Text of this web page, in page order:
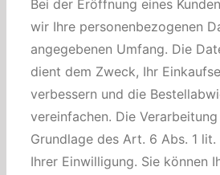
Bei der Eröffnung eines
wir Ihre personenbezogenen
angegebenen Umfang. Die
dient dem Zweck, Ihr
verbessern und die
vereinfachen. Die
Grundlage des Art. 6 Abs. 1 lit.
Ihrer Einwilligung. Sie können